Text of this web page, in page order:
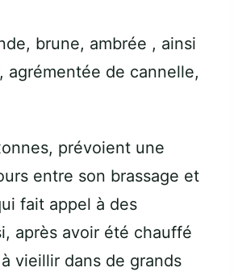
brune, ambrée , ainsi
agrémentée de cannelle,
prévoient une
entre son brassage et
fait appel à des
après avoir été chauffé
vieillir dans de grands